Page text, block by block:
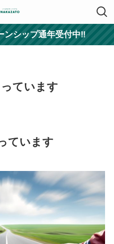
ンシップ通年受付中‼
ています
ています